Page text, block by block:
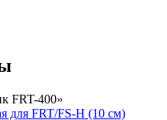
FRT-400»